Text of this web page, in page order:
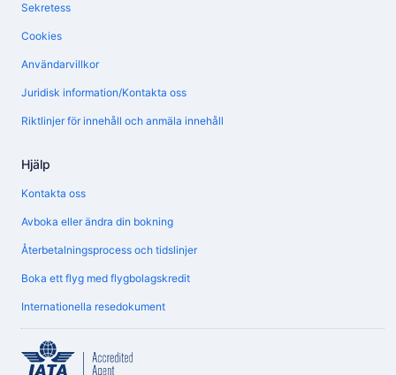
Sekretess
Cookies
Användarvillkor
Juridisk information/Kontakta oss
Riktlinjer för innehåll och anmäla innehåll
Hjälp
Kontakta oss
Avboka eller ändra din bokning
Återbetalningsprocess och tidslinjer
Boka ett flyg med flygbolagskredit
Internationella resedokument